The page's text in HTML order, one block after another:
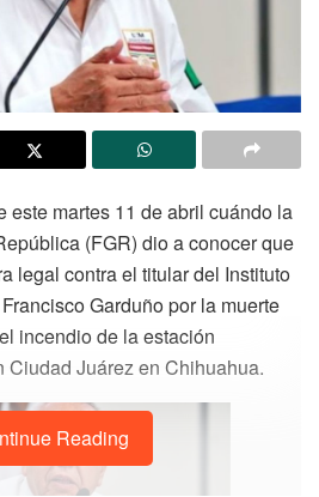
este martes 11 de abril cuándo la
(FGR) dio a conocer que
legal contra el titular del Instituto
Garduño por la muerte
incendio de la estación
Ciudad Juárez en Chihuahua.
Reading